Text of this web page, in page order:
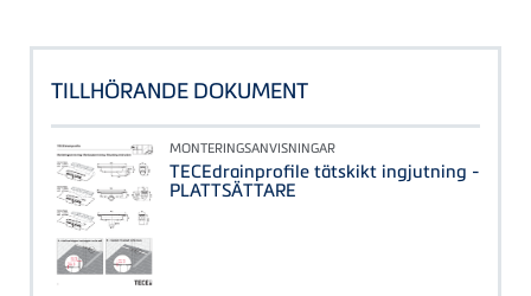
TILLHÖRANDE DOKUMENT
MONTERINGSANVISNINGAR
TECEdrainprofile tätskikt ingjutning -
PLATTSÄTTARE